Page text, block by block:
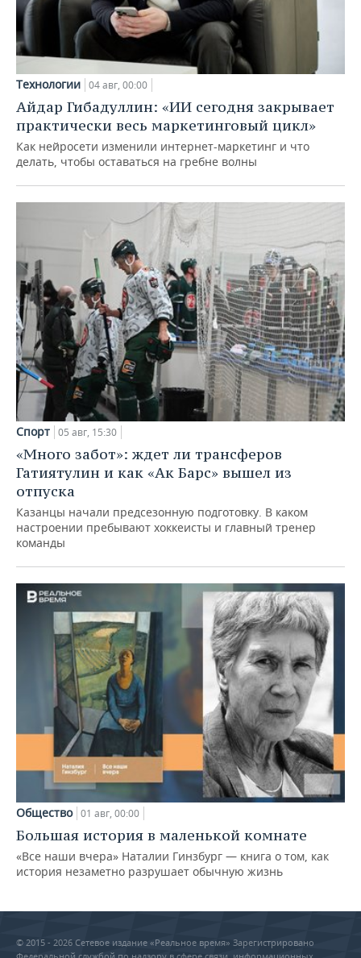
Технологии 04 авг, 00:00
Айдар Гибадуллин: «ИИ сегодня закрывает
практически весь маркетинговый цикл»
Как нейросети изменили интернет-маркетинг и что
делать, чтобы оставаться на гребне волны
Спорт 05 авг, 15:30
«Много забот»: ждет ли трансферов
Гатиятулин и как «Ак Барс» вышел из
отпуска
Казанцы начали предсезонную подготовку. В каком
настроении пребывают хоккеисты и главный тренер
команды
Общество 01 авг, 00:00
Большая история в маленькой комнате
«Все наши вчера» Наталии Гинзбург — книга о том, как
история незаметно разрушает обычную жизнь
© 2015 - 2026 Сетевое издание «Реальное время» Зарегистрировано